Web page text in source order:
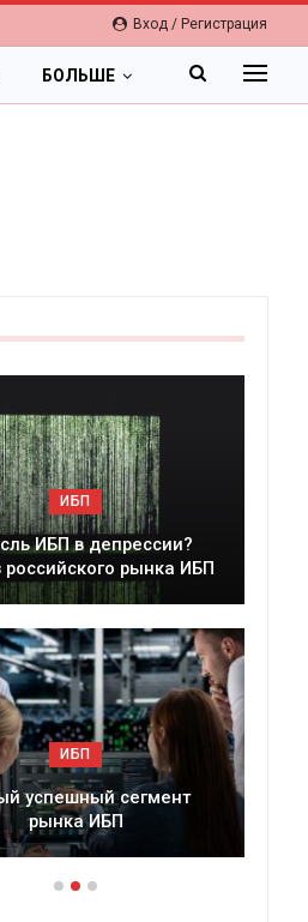
Вход / Регистрация
БОЛЬШЕ
Цифровая экономика
Краткий
сборник от…
ИБП
Подкосят ли